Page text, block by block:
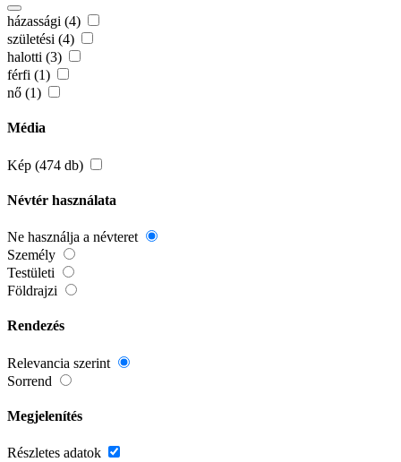
házassági (4)
születési (4)
halotti (3)
férfi (1)
nő (1)
Média
Kép (474 db)
Névtér használata
Ne használja a névteret
Személy
Testületi
Földrajzi
Rendezés
Relevancia szerint
Sorrend
Megjelenítés
Részletes adatok